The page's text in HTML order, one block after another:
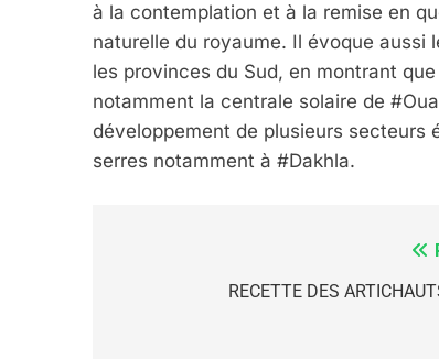
à la contemplation et à la remise en
naturelle du royaume. Il évoque aussi
les provinces du Sud, en montrant
notamment la centrale solaire de
développement de plusieurs secteurs
serres notamment à #Dakhla.
RECETTE DES
CE QUI NOUS
JUDAISME
Maroc : Les